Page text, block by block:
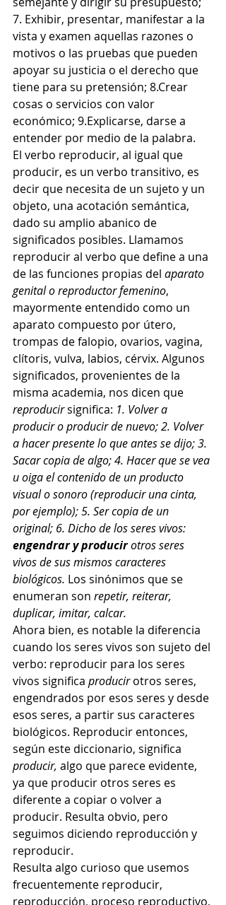
7. Exhibir, presentar, manifestar a la
vista y examen aquellas razones o
motivos o las pruebas que pueden
apoyar su justicia o el derecho que
tiene para su pretensión; 8.Crear
cosas o servicios con valor
económico; 9.Explicarse, darse a
entender por medio de la palabra.
El verbo reproducir, al igual que
producir, es un verbo transitivo, es
decir que necesita de un sujeto y un
objeto, una acotación semántica,
dado su amplio abanico de
significados posibles. Llamamos
reproducir al verbo que define a una
de las funciones propias del aparato
genital o reproductor femenino,
mayormente entendido como un
aparato compuesto por útero,
trompas de falopio, ovarios, vagina,
clítoris, vulva, labios, cérvix. Algunos
significados, provenientes de la
misma academia, nos dicen que
reproducir significa: 1. Volver a
producir o producir de nuevo; 2. Volver
a hacer presente lo que antes se dijo; 3.
Sacar copia de algo; 4. Hacer que se vea
u oiga el contenido de un producto
visual o sonoro (reproducir una cinta,
por ejemplo); 5. Ser copia de un
original; 6. Dicho de los seres vivos:
engendrar y producir otros seres
vivos de sus mismos caracteres
biológicos. Los sinónimos que se
enumeran son repetir, reiterar,
duplicar, imitar, calcar.
Ahora bien, es notable la diferencia
cuando los seres vivos son sujeto del
verbo: reproducir para los seres
vivos significa producir otros seres,
engendrados por esos seres y desde
esos seres, a partir sus caracteres
biológicos. Reproducir entonces,
según este diccionario, significa
producir, algo que parece evidente,
ya que producir otros seres es
diferente a copiar o volver a
producir. Resulta obvio, pero
seguimos diciendo reproducción y
reproducir.
Resulta algo curioso que usemos
frecuentemente reproducir,
reproducción, proceso reproductivo,